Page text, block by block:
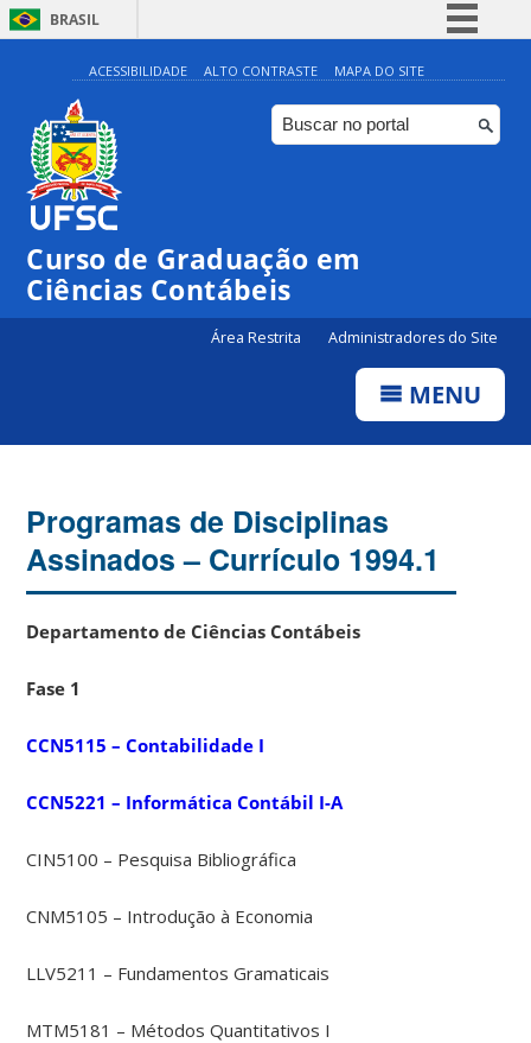
BRASIL
Simplifique!
Comunica BR
Participe
Canais
ACESSIBILIDADE ALTO CONTRASTE MAPA DO SITE
Curso de Graduação em
Ciências Contábeis
Área Restrita Administradores do Site
MENU
Programas de Disciplinas
Assinados – Currículo 1994.1
Departamento de Ciências Contábeis
Fase 1
CCN5115 – Contabilidade I
CCN5221 – Informática Contábil I-A
CIN5100 – Pesquisa Bibliográfica
CNM5105 – Introdução à Economia
LLV5211 – Fundamentos Gramaticais
MTM5181 – Métodos Quantitativos I